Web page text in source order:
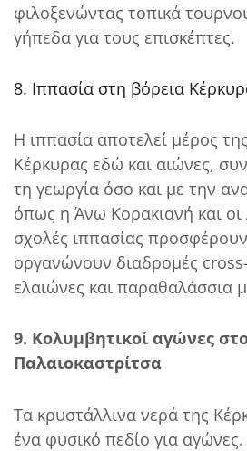
φιλοξενώντας τοπικά
γήπεδα για τους επισκέπτες.
8. Ιππασία στη βόρεια
Η ιππασία αποτελεί μέρος
Κέρκυρας εδώ και αιώνες,
τη γεωργία όσο και με την
όπως η Άνω Κορακιανή και οι
σχολές ιππασίας
οργανώνουν διαδρομές
ελαιώνες και παραθαλάσσια
9. Κολυμβητικοί αγώνες
Παλαιοκαστρίτσα
Τα κρυστάλλινα νερά της
ένα φυσικό πεδίο για